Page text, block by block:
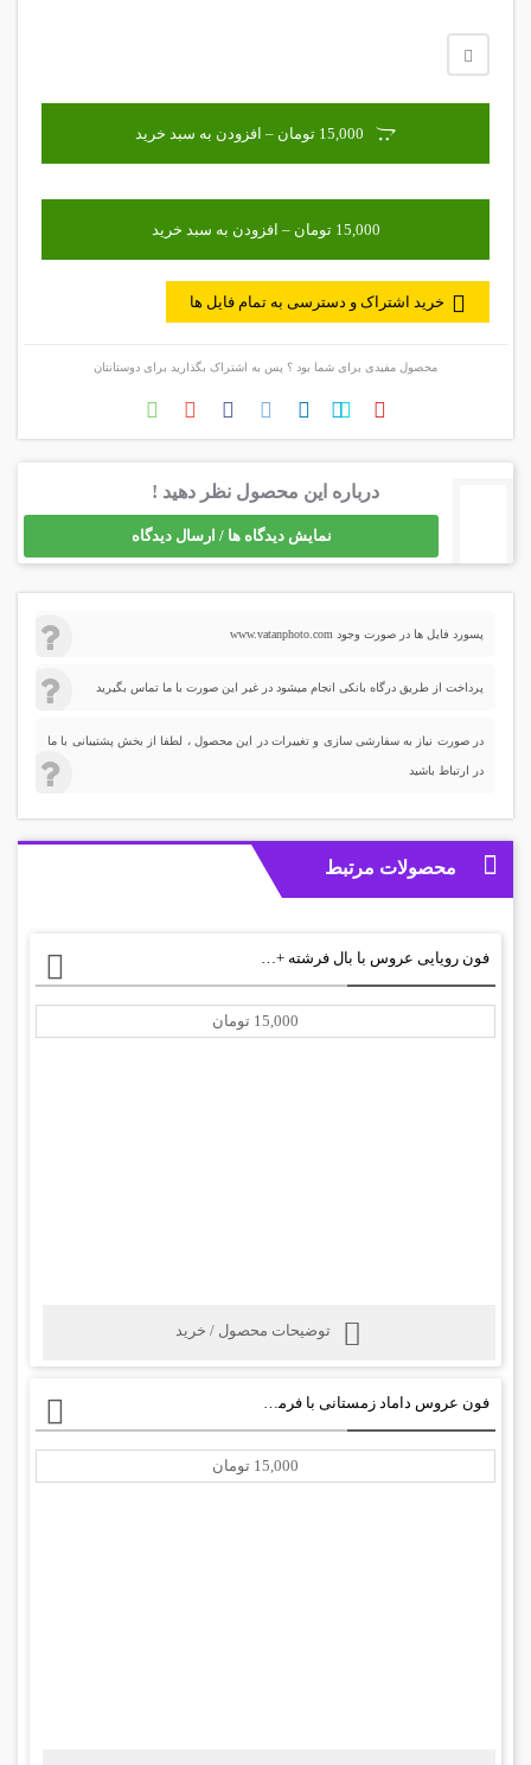
15,000 تومان – افزودن به سبد خرید
خرید اشتراک و دسترسی به تمام فایل ها
محصول مفیدی برای شما بود ؟ پس به اشتراک بگذارید برای دوستانتان
درباره این محصول نظر دهید !
نمایش دیدگاه ها / ارسال دیدگاه
پسورد فایل ها در صورت وجود www.vatanphoto.com
پرداخت از طریق درگاه بانکی انجام میشود در غیر این صورت با ما تماس بگیرید
در صورت نیاز به سفارشی سازی و تغییرات در این محصول ، لطفا از بخش پشتیبانی با ما
در ارتباط باشید
محصولات مرتبط
15,000 تومان
توضیحات محصول / خرید
15,000 تومان